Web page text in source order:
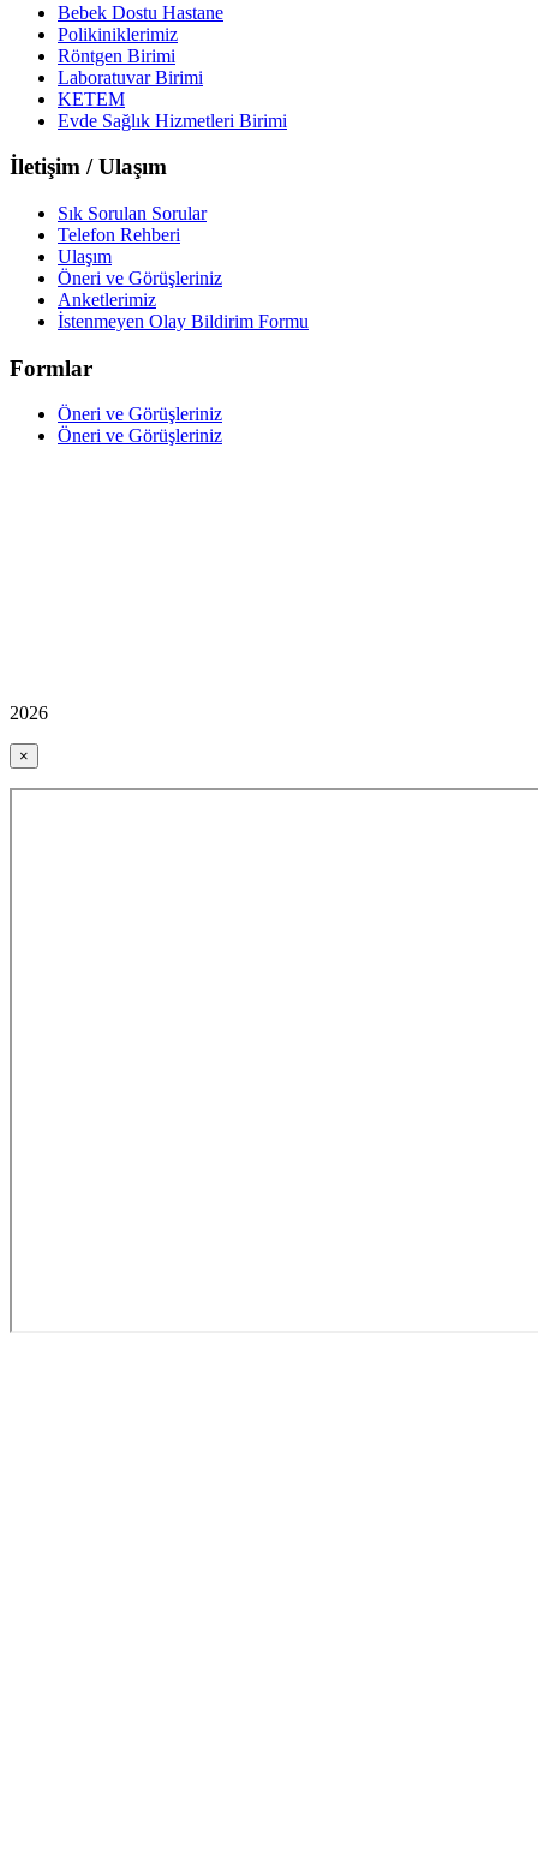
Bebek Dostu Hastane
Polikiniklerimiz
Röntgen Birimi
Laboratuvar Birimi
KETEM
Evde Sağlık Hizmetleri Birimi
İletişim / Ulaşım
Sık Sorulan Sorular
Telefon Rehberi
Ulaşım
Öneri ve Görüşleriniz
Anketlerimiz
İstenmeyen Olay Bildirim Formu
Formlar
Öneri ve Görüşleriniz
Öneri ve Görüşleriniz
2026
×